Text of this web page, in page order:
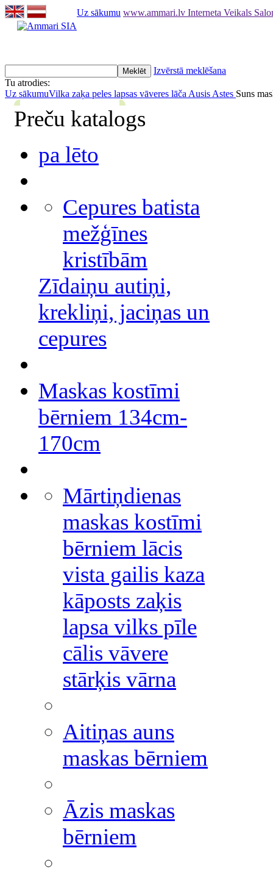
Uz sākumu www.ammari.lv Interneta Veikals
Izvērstā meklēšana
Tu atrodies:
Uz sākumuVilka zaķa peles lapsas vāveres lāča Ausis Astes Suns
Preču katalogs
pa lēto
Cepures batista
mežģīnes
kristībām
Zīdaiņu autiņi,
krekliņi, jaciņas un
cepures
Maskas kostīmi
bērniem 134cm-
170cm
Mārtiņdienas
maskas kostīmi
bērniem lācis
vista gailis kaza
kāposts zaķis
lapsa vilks pīle
cālis vāvere
stārķis vārna
Aitiņas auns
maskas bērniem
Āzis maskas
bērniem